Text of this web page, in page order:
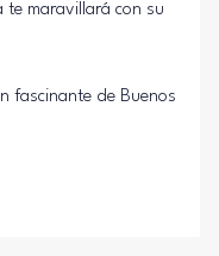
te maravillará con su
fascinante de Buenos